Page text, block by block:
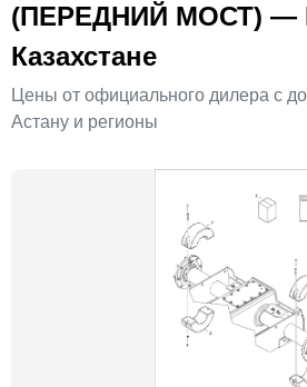
(ПЕРЕДНИЙ МОСТ) —
Казахстане
Цены от официального дилера с
Астану и регионы